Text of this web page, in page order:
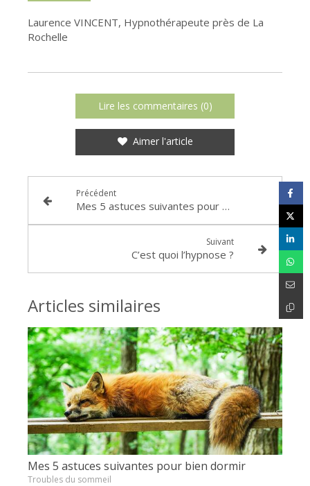
Laurence VINCENT, Hypnothérapeute près de La
Rochelle
Lire les commentaires (0)
Aimer l'article
Précédent
Mes 5 astuces suivantes pour bien dormir
Suivant
C’est quoi l’hypnose ?
Articles similaires
Mes 5 astuces suivantes pour bien dormir
Troubles du sommeil